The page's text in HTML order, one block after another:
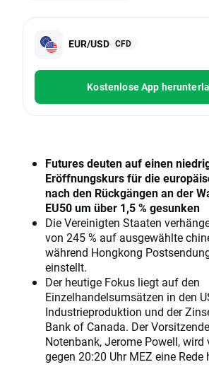
EUR/USD CFD
Kostenlose App
Futures deuten auf einen
Eröffnungskurs für die
nach den Rückgängen an der
EU50 um über 1,5 % gesunken
Die Vereinigten Staaten
von 245 % auf ausgewählte
während Hongkong
einstellt.
Der heutige Fokus liegt auf den
Einzelhandelsumsätzen in den
Industrieproduktion und der
Bank of Canada. Der
Notenbank, Jerome Powell,
gegen 20:20 Uhr MEZ eine Rede